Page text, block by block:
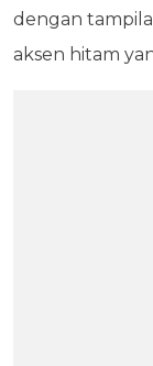
dengan
aksen hitam